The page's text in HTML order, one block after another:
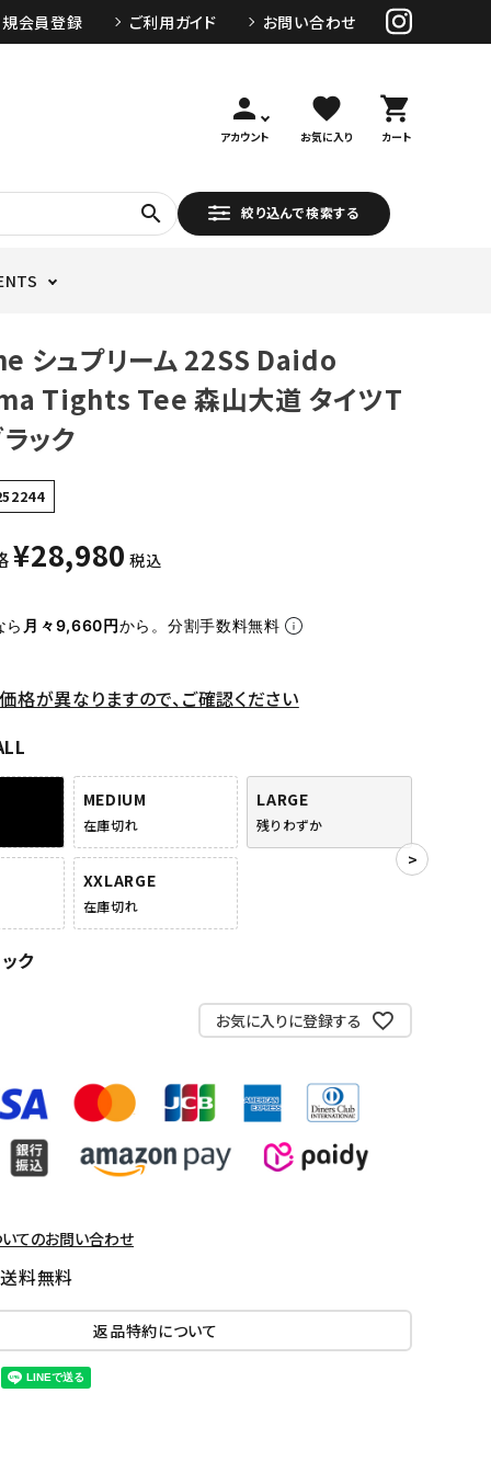
会員登録 ご利用ガイド お問い合わせ
person
アカウント
favorite
お気に入り
shopping_cart
カート
search 絞り込んで検索する
シュプリーム 22SS Daido
Tights Tee 森山大道 タイツT
ック
¥28,980 税込
ら 月々9,660円から。分割手数料無料
格が異なりますので、ご確認ください
MEDIUM
在庫切れ
LARGE
残りわずか
XXLARGE
在庫切れ
ク
お気に入りに登録する
てのお問い合わせ
料無料
返品特約について